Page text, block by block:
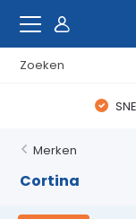
Merken
Cortina